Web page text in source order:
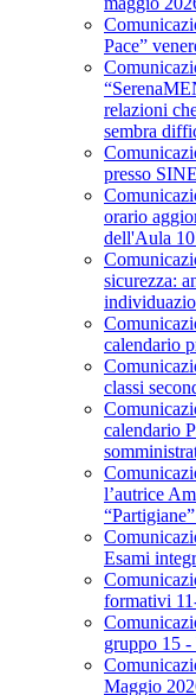
Pace”
relazioni
sembra
presso
orario
dell'Aula
sicurezza:
calendario
classi
calendario
l’autrice
Esami
formativi
gruppo 15
Maggio